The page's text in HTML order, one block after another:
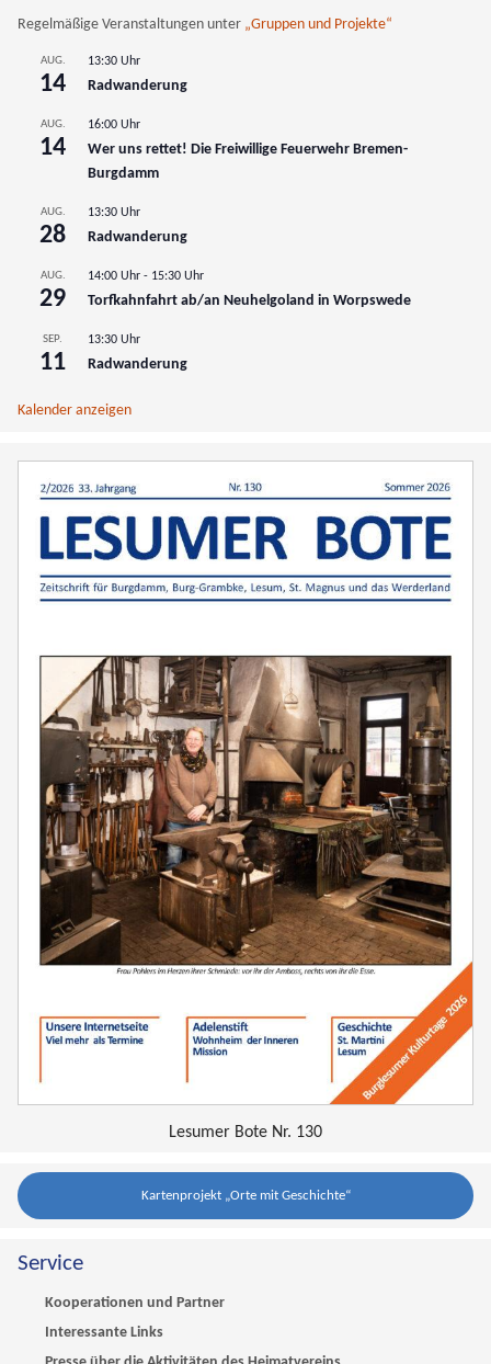
Regelmäßige Veranstaltungen unter „Gruppen und Projekte“
AUG.
14
13:30 Uhr
Radwanderung
AUG.
14
16:00 Uhr
Wer uns rettet! Die Freiwillige Feuerwehr Bremen-
Burgdamm
AUG.
28
13:30 Uhr
Radwanderung
AUG.
29
14:00 Uhr - 15:30 Uhr
Torfkahnfahrt ab/an Neuhelgoland in Worpswede
SEP.
11
13:30 Uhr
Radwanderung
Kalender anzeigen
Lesumer Bote Nr. 130
Kartenprojekt „Orte mit Geschichte“
Service
Kooperationen und Partner
Interessante Links